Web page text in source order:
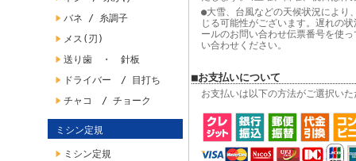
バネ / 糸調子
メス(刃)
送り歯 ・ 針板
ドライバー / 目打ち
チャコ / チョーク
ミシン定規
ミシン定規
●大雪、台風などの天候状況により
じる可能性がございます。遅れの
ールのお問い合わせ伝票番号を使
い合わせください。
■お支払いについて
お支払いは以下の方法がご選択い